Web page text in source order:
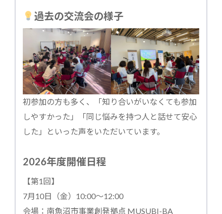
過去の交流会の様子
初参加の方も多く、「知り合いがいなくても参加
しやすかった」「同じ悩みを持つ人と話せて安心
した」といった声をいただいています。
2026年度開催日程
【第1回】
7月10日（金）10:00～12:00
会場：南魚沼市事業創発拠点 MUSUBI-BA